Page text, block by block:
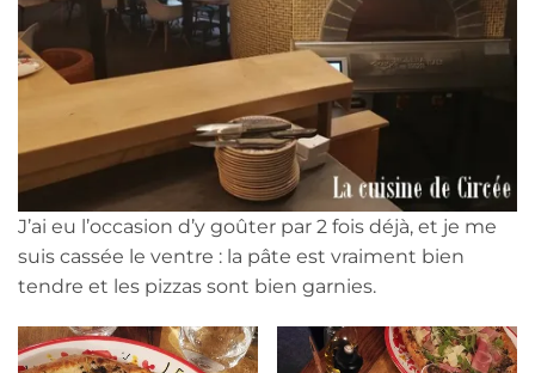
J’ai eu l’occasion d’y goûter par 2 fois déjà, et je me
suis cassée le ventre : la pâte est vraiment bien
tendre et les pizzas sont bien garnies.